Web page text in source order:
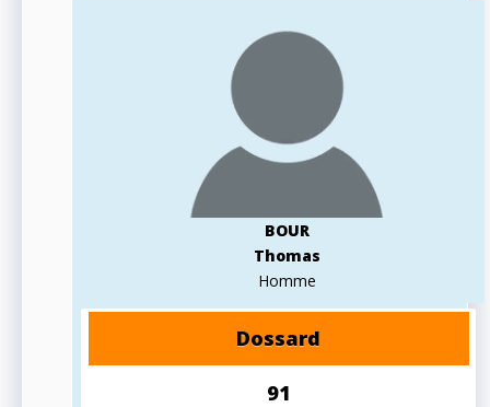
BOUR
Thomas
Homme
Dossard
91